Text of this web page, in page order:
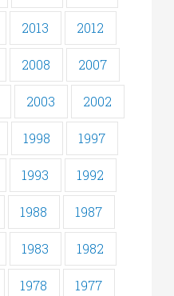
2013 2012
2008 2007
2003 2002
1998 1997
1993 1992
1988 1987
1983 1982
1978 1977